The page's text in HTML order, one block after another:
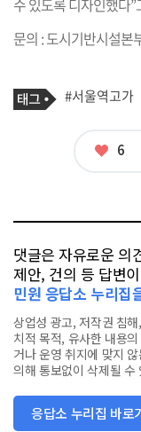
수 있도록 디자인했다
문의 : 도시기반시설본
기
사
태
그
#서울역고가
좋
6
댓글은 자유로운 의
제안, 건의 등 답변
민원 응답소 누리집
상업성 광고, 저작권 침
치적 목적, 유사한 내용
거나 운영 취지에 맞지
의해 통보없이 삭제될 수
응답소 누리집 바로